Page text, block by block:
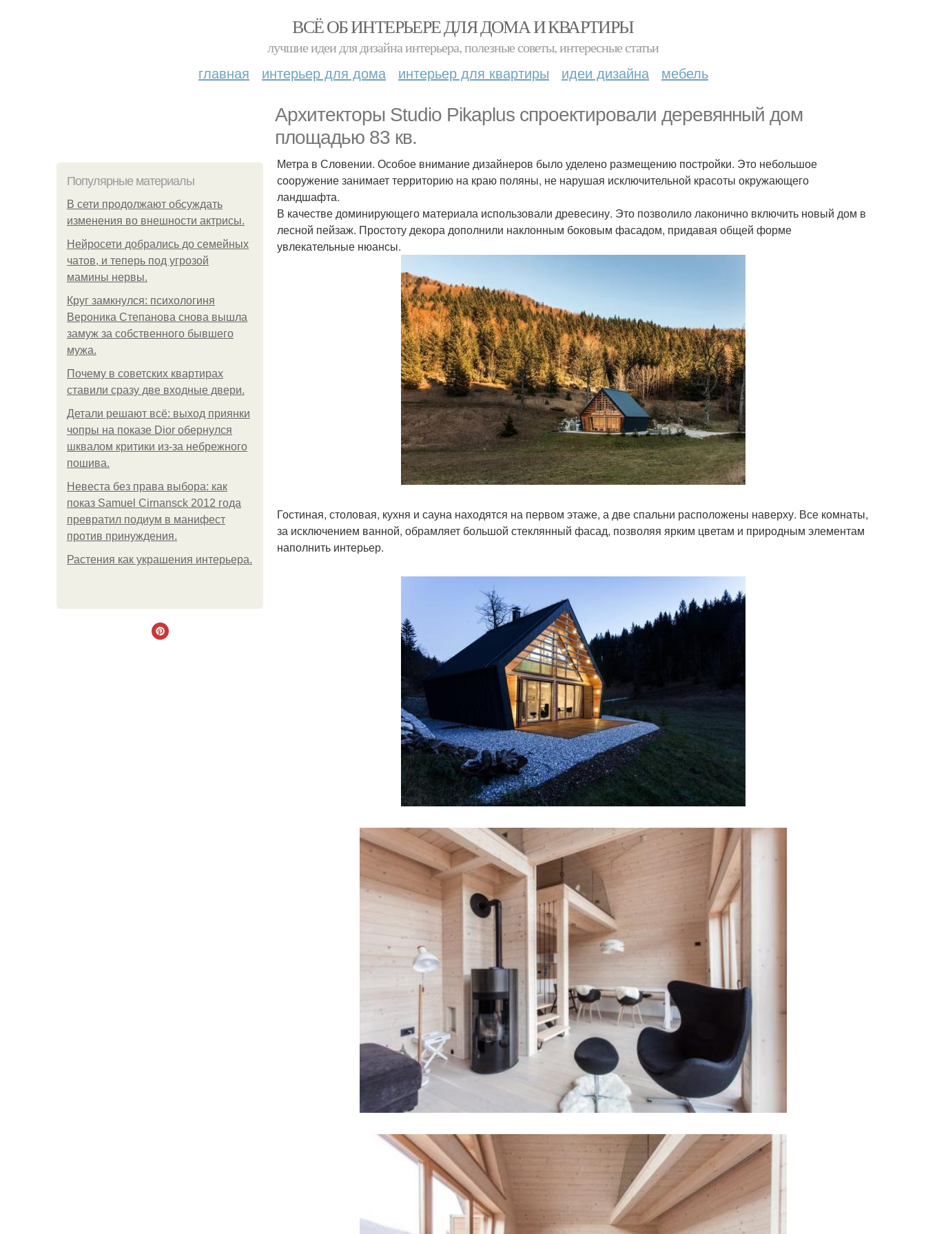
ВСЁ ОБ ИНТЕРЬЕРЕ ДЛЯ ДОМА И КВАРТИРЫ
лучшие идеи для дизайна интерьера, полезные советы, интересные статьи
главная интерьер для дома интерьер для квартиры идеи дизайна мебель
Архитекторы Studio Pikaplus спроектировали деревянный дом
площадью 83 кв.
Популярные материалы
В сети продолжают обсуждать
изменения во внешности актрисы.
Нейросети добрались до семейных
чатов, и теперь под угрозой
мамины нервы.
Круг замкнулся: психологиня
Вероника Степанова снова вышла
замуж за собственного бывшего
мужа.
Почему в советских квартирах
ставили сразу две входные двери.
Детали решают всё: выход приянки
чопры на показе Dior обернулся
шквалом критики из-за небрежного
пошива.
Невеста без права выбора: как
показ Samuel Cirnansck 2012 года
превратил подиум в манифест
против принуждения.
Растения как украшения интерьера.
Метра в Словении. Особое внимание дизайнеров было уделено размещению постройки. Это небольшое
сооружение занимает территорию на краю поляны, не нарушая исключительной красоты окружающего
ландшафта.
В качестве доминирующего материала использовали древесину. Это позволило лаконично включить новый дом в
лесной пейзаж. Простоту декора дополнили наклонным боковым фасадом, придавая общей форме
увлекательные нюансы.
Гостиная, столовая, кухня и сауна находятся на первом этаже, а две спальни расположены наверху. Все комнаты,
за исключением ванной, обрамляет большой стеклянный фасад, позволяя ярким цветам и природным элементам
наполнить интерьер.